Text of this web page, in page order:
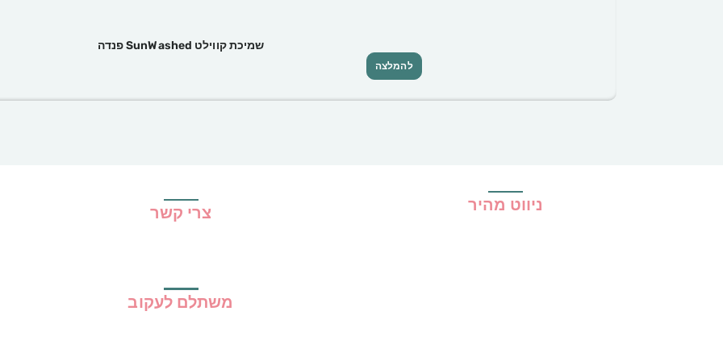
שמיכת קווילט SunWashed פנדה
להמלצה
ניווט מהיר צרי קשר
משתלם לעקוב